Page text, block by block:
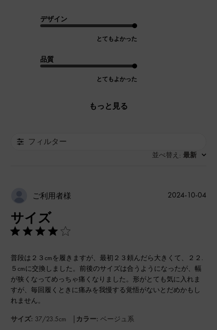
デザイン
とてもよかった
品質
とてもよかった
もっと見る
フィルター
並べ替え : 最新
ご利用者様
サイズ
普段は２３cmを履きますが、最初２３頼んだら大きくて、２２.
５cmに交換しました。前後のサイズは合うようになったが、幅
が狭くなってめっちゃ痛くなりました。形がとても気に入れま
すが、毎回履くときに痛みを我慢する覚悟がないとだめかもし
れません。
サイズ: 37/23.5cm | カラー: ベージュ系
公
2024-10-04